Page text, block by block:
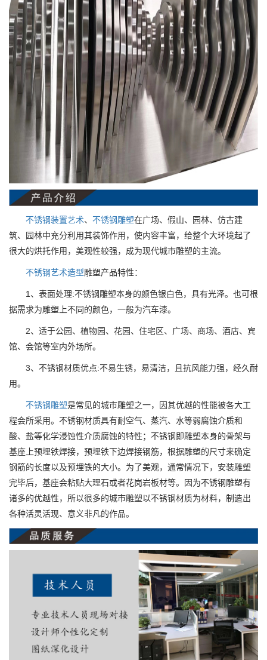
不锈钢装置艺术、 不锈钢雕塑在广场、假山、园林、仿古建
筑、园林中充分利用其装饰作用，使内容丰富，给整个大环境起了
很大的烘托作用，美观性较强，成为现代城市雕塑的主流。
不锈钢艺术造型雕塑产品特性：
1、表面处理:不锈钢雕塑本身的颜色银白色，具有光泽。也可根
据需求为雕塑上不同的颜色，一般为汽车漆。
2、适于公园、植物园、花园、住宅区、广场、商场、酒店、宾
馆、会馆等室内外场所。
3、不锈钢材质优点:不易生锈，易清洁，且抗风能力强，经久耐
用。
不锈钢雕塑是常见的城市雕塑之一，因其优越的性能被各大工
程会所采用。不锈钢材质具有耐空气、蒸汽、水等弱腐蚀介质和
酸、盐等化学浸蚀性介质腐蚀的特性；不锈钢即雕塑本身的骨架与
基座上预埋铁焊接，预埋铁下边焊接钢筋，根据雕塑的尺寸来确定
钢筋的长度以及预埋铁的大小。为了美观，通常情况下，安装雕塑
完毕后，基座会粘贴大理石或者花岗岩板材等。因为不锈钢雕塑有
诸多的优越性，所以很多的城市雕塑以不锈钢材质为材料，制造出
各种活灵活现、意义非凡的作品。